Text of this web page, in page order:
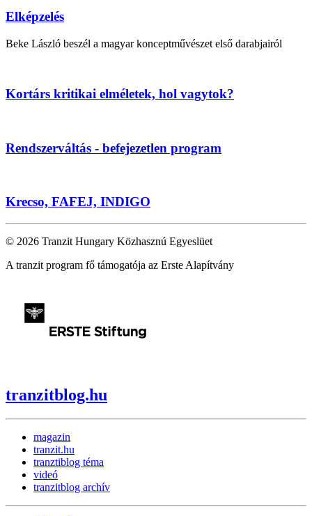
Elképzelés
Beke László beszél a magyar konceptművészet első darabjairól
Kortárs kritikai elméletek, hol vagytok?
Rendszerváltás - befejezetlen program
Krecso, FAFEJ, INDIGO
© 2026 Tranzit Hungary Közhasznú Egyeslüet
A tranzit program fő támogatója az Erste Alapítvány
tranzitblog.hu
magazin
tranzit.hu
tranztiblog téma
videó
tranzitblog archív